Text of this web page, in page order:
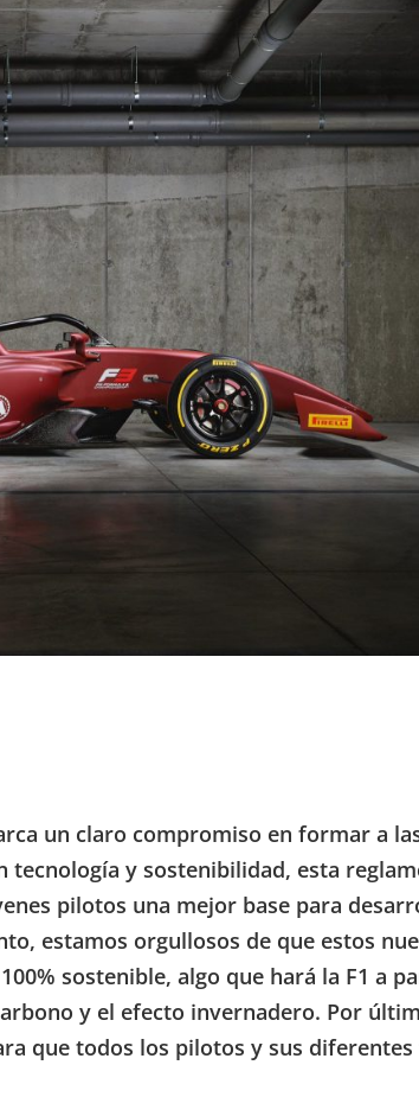
un claro compromiso en formar a
tecnología y sostenibilidad, esta
pilotos una mejor base para
estamos orgullosos de que estos
sostenible, algo que hará la F1 a
y el efecto invernadero. Por
que todos los pilotos y sus diferentes